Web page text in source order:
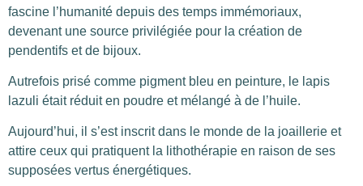
fascine l’humanité depuis des temps immémoriaux,
devenant une source privilégiée pour la création de
pendentifs et de bijoux.
Autrefois prisé comme pigment bleu en peinture, le lapis
lazuli était réduit en poudre et mélangé à de l’huile.
Aujourd’hui, il s’est inscrit dans le monde de la joaillerie et
attire ceux qui pratiquent la lithothérapie en raison de ses
supposées vertus énergétiques.